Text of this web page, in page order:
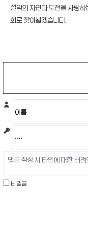
설악의 자연과 도전을 사랑
회로 찾아뵙겠습니다.
비밀글